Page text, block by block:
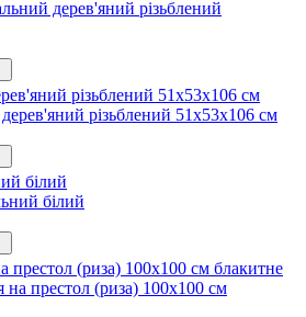
різьблений 51х53х106 см
білий
(риза) 100х100 см блакитне